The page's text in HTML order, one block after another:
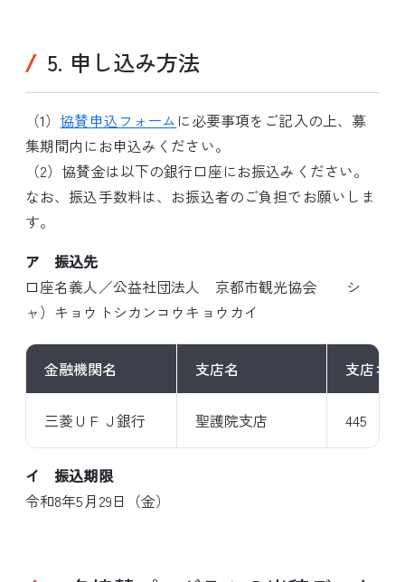
5. 申し込み方法
（1） 協賛申込フォーム に必要事項をご記入の上、募
集期間内にお申込みください。
（2）協賛金は以下の銀行口座にお振込みください。
なお、振込手数料は、お振込者のご負担でお願いしま
す。
ア 振込先
口座名義人／公益社団法人 京都市観光協会 シ
ャ）キョウトシカンコウキョウカイ
金融機関名 支店名 支店コ
三菱ＵＦＪ銀行 聖護院支店 445
イ 振込期限
令和8年5月29日（金）